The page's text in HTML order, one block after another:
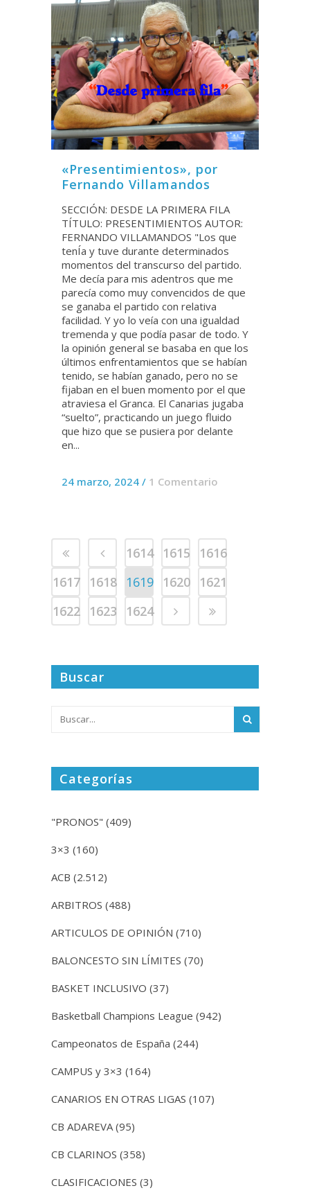
«Presentimientos», por
Fernando Villamandos
SECCIÓN: DESDE LA PRIMERA FILA
TÍTULO: PRESENTIMIENTOS AUTOR:
FERNANDO VILLAMANDOS "Los que
tenÍa y tuve durante determinados
momentos del transcurso del partido.
Me decía para mis adentros que me
parecía como muy convencidos de que
se ganaba el partido con relativa
facilidad. Y yo lo veía con una igualdad
tremenda y que podía pasar de todo. Y
la opinión general se basaba en que los
últimos enfrentamientos que se habían
tenido, se habían ganado, pero no se
fijaban en el buen momento por el que
atraviesa el Granca. El Canarias jugaba
“suelto”, practicando un juego fluido
que hizo que se pusiera por delante
en...
24 marzo, 2024 / 1 Comentario
1614 1615
1616
1617
1618 1619 1620
1621
1622
1623 1624
Buscar
Categorías
"PRONOS" (409)
3×3 (160)
ACB (2.512)
ARBITROS (488)
ARTICULOS DE OPINIÓN (710)
BALONCESTO SIN LÍMITES (70)
BASKET INCLUSIVO (37)
Basketball Champions League (942)
Campeonatos de España (244)
CAMPUS y 3×3 (164)
CANARIOS EN OTRAS LIGAS (107)
CB ADAREVA (95)
CB CLARINOS (358)
CLASIFICACIONES (3)